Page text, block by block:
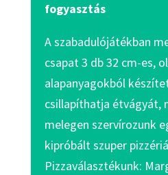
fogyasztás
A szabadulójátékban
csapat 3 db 32 cm-es,
alapanyagokból
csillapíthatja étvágyát,
melegen szervírozunk
kipróbált szuper
Pizzaválasztékunk: